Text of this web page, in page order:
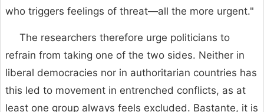
who triggers feelings of threat—all the more urgent."
The researchers therefore urge politicians to
refrain from taking one of the two sides. Neither in
liberal democracies nor in authoritarian countries has
this led to movement in entrenched conflicts, as at
least one group always feels excluded. Bastante, it is